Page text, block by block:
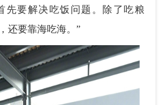
先要解决吃饭问题。除了吃粮
还要靠海吃海。”